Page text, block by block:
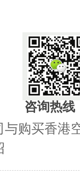
咨询热线
购买香港